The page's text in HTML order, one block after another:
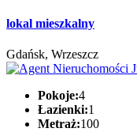
lokal mieszkalny
Gdańsk, Wrzeszcz
Pokoje:4
Łazienki:1
Metraż:100